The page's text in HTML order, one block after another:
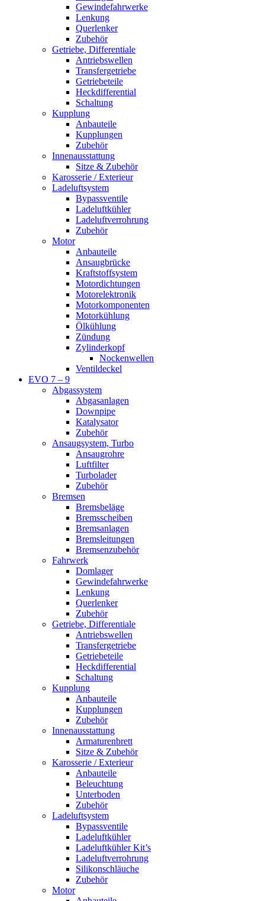
Gewindefahrwerke
Lenkung
Querlenker
Zubehör
Getriebe, Differentiale
Antriebswellen
Transfergetriebe
Getriebeteile
Heckdifferential
Schaltung
Kupplung
Anbauteile
Kupplungen
Zubehör
Innenausstattung
Sitze & Zubehör
Karosserie / Exterieur
Ladeluftsystem
Bypassventile
Ladeluftkühler
Ladeluftverrohrung
Zubehör
Motor
Anbauteile
Ansaugbrücke
Kraftstoffsystem
Motordichtungen
Motorelektronik
Motorkomponenten
Motorkühlung
Ölkühlung
Zündung
Zylinderkopf
Nockenwellen
Ventildeckel
EVO 7 – 9
Abgassystem
Abgasanlagen
Downpipe
Katalysator
Zubehör
Ansaugsystem, Turbo
Ansaugrohre
Luftfilter
Turbolader
Zubehör
Bremsen
Bremsbeläge
Bremsscheiben
Bremsanlagen
Bremsleitungen
Bremsenzubehör
Fahrwerk
Domlager
Gewindefahrwerke
Lenkung
Querlenker
Zubehör
Getriebe, Differentiale
Antriebswellen
Transfergetriebe
Getriebeteile
Heckdifferential
Schaltung
Kupplung
Anbauteile
Kupplungen
Zubehör
Innenausstattung
Armaturenbrett
Sitze & Zubehör
Karosserie / Exterieur
Anbauteile
Beleuchtung
Unterboden
Zubehör
Ladeluftsystem
Bypassventile
Ladeluftkühler
Ladeluftkühler Kit’s
Ladeluftverrohrung
Silikonschläuche
Zubehör
Motor